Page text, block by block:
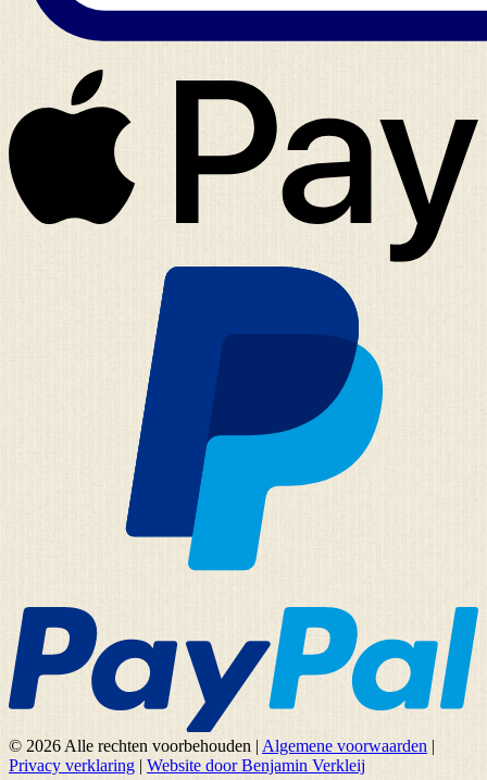
© 2026 Alle rechten voorbehouden | Algemene voorwaarden |
Privacy verklaring | Website door Benjamin Verkleij